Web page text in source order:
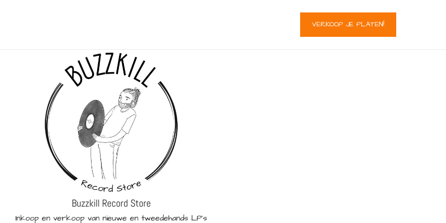
VERKOOP JE PLATEN!
Buzzkill Record Store
Inkoop en verkoop van nieuwe en tweedehands LP's